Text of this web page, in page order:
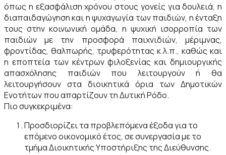
όπως η εξασφάλιση χρόνου στους γονείς για δουλειά, η
διαπαιδαγώγηση και η ψυχαγωγία των παιδιών, η ένταξη
τους στην κοινωνική ομάδα, η ψυχική ισορροπία των
παιδιών με την προσφορά παιχνιδιών, μέριμνας,
φροντίδας, θαλπωρής, τρυφερότητας κ.λ.π., καθώς και
η εποπτεία των κέντρων φιλοξενίας και δημιουργικής
απασχόλησης παιδιών που λειτουργούν ή θα
λειτουργήσουν στα διοικητικά όρια των Δημοτικών
Ενοτήτων που απαρτίζουν τη Δυτική Ρόδο.
Πιο συγκεκριμένα:
Προσδιορίζει τα προβλεπόμενα έξοδα για το
επόμενο οικονομικό έτος, σε συνεργασία με το
τμήμα Διοικητικής Υποστήριξης της Διεύθυνσης.